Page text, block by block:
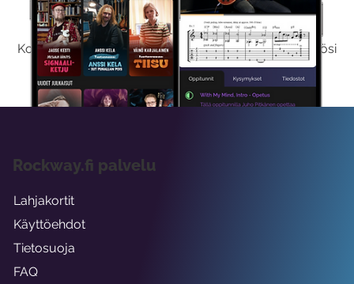
Kokeile Ilmaiseksi
Kokeilemalla ilmaiseksi saat koko sisältömme käyttöösi
viikon ajaksi.
Rockway.fi palvelu
Lahjakortit
Käyttöehdot
Tietosuoja
FAQ